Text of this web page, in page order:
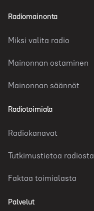
Radiomainonta
Miksi valita radio
Mainonnan ostaminen
Mainonnan säännöt
Radiotoimiala
Radiokanavat
Tutkimustietoa radiosta
Faktaa toimialasta
Palvelut